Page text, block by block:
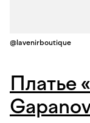
@lavenirboutique
Платье